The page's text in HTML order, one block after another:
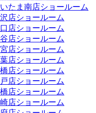
たま南店ショールーム
店ショールーム
店ショールーム
店ショールーム
店ショールーム
店ショールーム
店ショールーム
店ショールーム
店ショールーム
店ショールーム